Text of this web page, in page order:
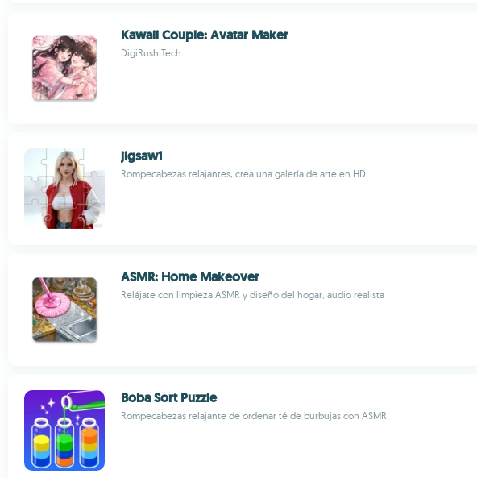
Kawaii Couple: Avatar Maker
DigiRush Tech
jigsaw1
Rompecabezas relajantes, crea una galería de arte en HD
ASMR: Home Makeover
Relájate con limpieza ASMR y diseño del hogar, audio realista
Boba Sort Puzzle
Rompecabezas relajante de ordenar té de burbujas con ASMR